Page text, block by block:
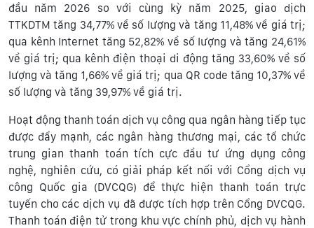
đầu năm 2026 so với cùng kỳ năm 2025, giao dịch
TTKDTM tăng 34,77% về số lượng và tăng 11,48% về giá trị;
qua kênh Internet tăng 52,82% về số lượng và tăng 24,61%
về giá trị; qua kênh điện thoại di động tăng 33,60% về số
lượng và tăng 1,66% về giá trị; qua QR code tăng 10,37% về
số lượng và tăng 39,97% về giá trị.
Hoạt động thanh toán dịch vụ công qua ngân hàng tiếp tục
được đẩy mạnh, các ngân hàng thương mại, các tổ chức
trung gian thanh toán tích cực đầu tư ứng dụng công
nghệ, nghiên cứu, có giải pháp kết nối với Cổng dịch vụ
công Quốc gia (DVCQG) để thực hiện thanh toán trực
tuyến cho các dịch vụ đã được tích hợp trên Cổng DVCQG.
Thanh toán điện tử trong khu vực chính phủ, dịch vụ hành